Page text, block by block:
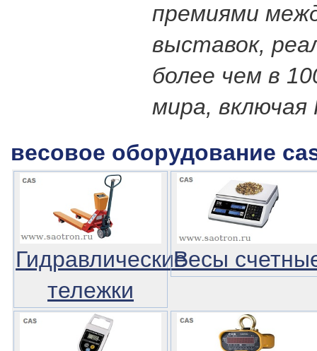
премиями
выставок,
более чем в
мира, включая
весовое оборудование
Гидравлические
тележки
Весы